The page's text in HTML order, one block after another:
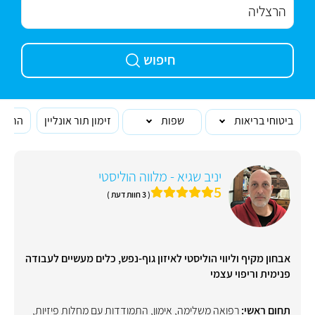
חיפוש
ביטוחי בריאות שפות זימון תור אונליין
יניב שגיא - מלווה הוליסטי
5 ( 3 חוות דעת )
אבחון מקיף וליווי הוליסטי לאיזון גוף-נפש, כלים מעשיים לעבודה
פנימית וריפוי עצמי
תחום ראשי:רפואה משלימה, אימון, התמודדות עם מחלות פיזיות,